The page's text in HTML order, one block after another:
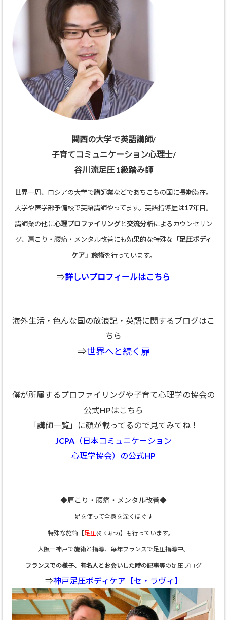
関西の大学で英語講師/
子育てコミュニケーション心理士/
谷川流足圧 1級踏み師
世界一周、ロシアの大学で講師業などであちこちの国に長期滞在。
大学や医学部予備校で英語講師やってます。英語指導歴は17年目。
講師業の他に心理プロファイリングと交流分析によるカウンセリン
グ、肩こり・腰痛・メンタル改善にも効果的な特殊な 「足圧ボディ
ケア」施術を行っています。
⇒詳しいプロフィールはこちら
海外生活・色んな国の放浪記・英語に関するブログはこ
ちら
⇒世界へと続く扉
僕が所属するプロファイリングや子育て心理学の協会の
公式HPはこちら
「講師一覧」に顔が載ってるので見てみてね！
JCPA（日本コミュニケーション
心理学協会）の公式HP
◆肩こり・腰痛・メンタル改善◆
足を使って全身を深くほぐす
特殊な施術【足圧(そくあつ)】も行っています。
大阪ー神戸で施術と指導、 毎年フランスで足圧指導中。
フランスでの様子、有名人とお会いした時の記事等の足圧ブログ
⇒神戸足圧ボディケア【セ・ラヴィ】